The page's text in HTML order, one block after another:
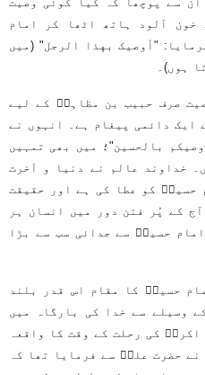
آلود ہاتھ اٹھا کر امام
"أوصیک بهذا الرجل" (میں
ہوں)۔
صرف حبیب بن مظاہرؑ کے لیے
ایک دائمی پیغام ہے۔ انہوں نے
بالحسین"؛ میں بھی تمہیں
خداوند عالم نے دنیا و آخرت
حسینؑ کو عطا کی ہے اور حقیقت
کے پُر فتن دور میں انسان ہر
حسینؑ سے جدائی سب سے بڑا
حسینؑ کا مقام اس قدر بلند
وسیلے سے خدا کی بارگاہ میں
اکرمؐ کی رحلت کے وقت کا واقعہ
حضرت علیؑ سے فرمایا تھا کہ